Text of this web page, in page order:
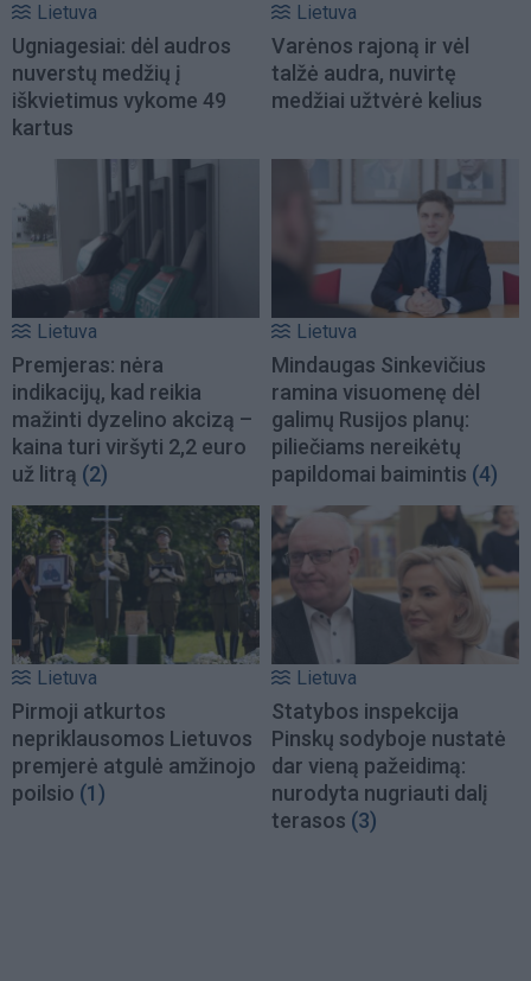
Lietuva
Ugniagesiai: dėl audros
nuverstų medžių į
iškvietimus vykome 49
kartus
Lietuva
Varėnos rajoną ir vėl
talžė audra, nuvirtę
medžiai užtvėrė kelius
Lietuva
Premjeras: nėra
indikacijų, kad reikia
mažinti dyzelino akcizą –
kaina turi viršyti 2,2 euro
už litrą (2)
Lietuva
Mindaugas Sinkevičius
ramina visuomenę dėl
galimų Rusijos planų:
piliečiams nereikėtų
papildomai baimintis (4)
Lietuva
Pirmoji atkurtos
nepriklausomos Lietuvos
premjerė atgulė amžinojo
poilsio (1)
Lietuva
Statybos inspekcija
Pinskų sodyboje nustatė
dar vieną pažeidimą:
nurodyta nugriauti dalį
terasos (3)